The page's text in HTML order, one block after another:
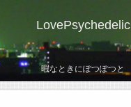
LovePsychedelic
暇なときにぽつぽつと